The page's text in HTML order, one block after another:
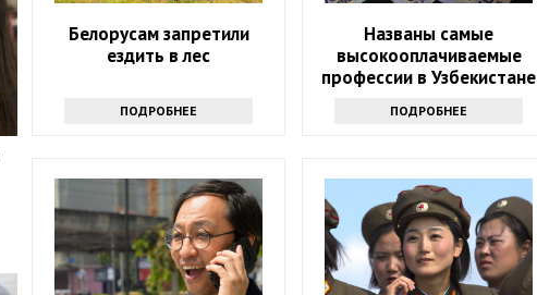
Белорусам запретили
ездить в лес
ПОДРОБНЕЕ
Названы самые
высокооплачиваемые
профессии в Узбекистане
ПОДРОБНЕЕ